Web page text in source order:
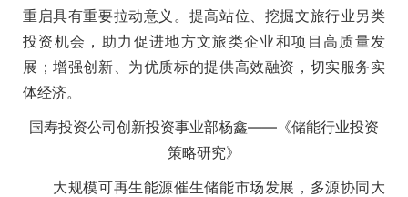
重启具有重要拉动意义。提高站位、挖掘文旅行业另类
投资机会，助力促进地方文旅类企业和项目高质量发
展；增强创新、为优质标的提供高效融资，切实服务实
体经济。
国寿投资公司创新投资事业部杨鑫——《储能行业投资
策略研究》
大规模可再生能源催生储能市场发展，多源协同大